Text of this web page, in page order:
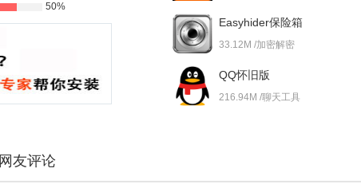
50%
Easyhider保险箱
33.12M /加密解密
QQ怀旧版
216.94M /聊天工具
网友评论